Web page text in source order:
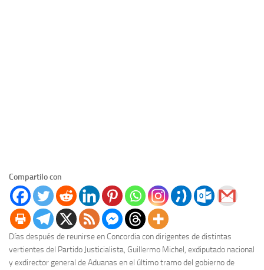
Compartilo con
Días después de reunirse en Concordia con dirigentes de distintas
vertientes del Partido Justicialista, Guillermo Michel, exdiputado nacional
y exdirector general de Aduanas en el último tramo del gobierno de